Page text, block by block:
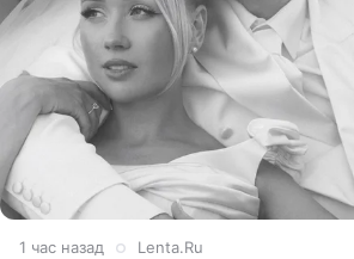
1 час назад Lenta.Ru